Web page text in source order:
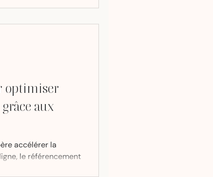
optimiser
aux
accélérer la
le référencement